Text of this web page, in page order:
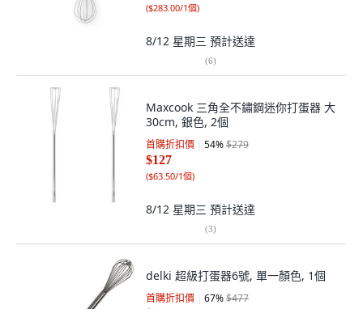
($283.00/1個)
8/12 星期三 預計送達
(6)
Maxcook 三角全不鏽鋼迷你打蛋器 大
30cm, 銀色, 2個
首購折扣價 54%$279
$127
($63.50/1個)
8/12 星期三 預計送達
(3)
delki 超級打蛋器6號, 單一顏色, 1個
首購折扣價 67%$477